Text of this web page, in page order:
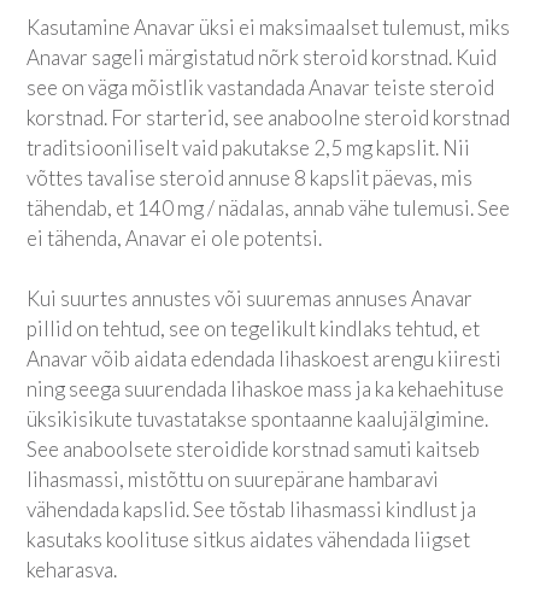
Kasutamine Anavar üksi ei maksimaalset tulemust, miks
Anavar sageli märgistatud nõrk steroid korstnad. Kuid
see on väga mõistlik vastandada Anavar teiste steroid
korstnad. For starterid, see anaboolne steroid korstnad
traditsiooniliselt vaid pakutakse 2,5 mg kapslit. Nii
võttes tavalise steroid annuse 8 kapslit päevas, mis
tähendab, et 140 mg / nädalas, annab vähe tulemusi. See
ei tähenda, Anavar ei ole potentsi.
Kui suurtes annustes või suuremas annuses Anavar
pillid on tehtud, see on tegelikult kindlaks tehtud, et
Anavar võib aidata edendada lihaskoest arengu kiiresti
ning seega suurendada lihaskoe mass ja ka kehaehituse
üksikisikute tuvastatakse spontaanne kaalujälgimine.
See anaboolsete steroidide korstnad samuti kaitseb
lihasmassi, mistõttu on suurepärane hambaravi
vähendada kapslid. See tõstab lihasmassi kindlust ja
kasutaks koolituse sitkus aidates vähendada liigset
keharasva.